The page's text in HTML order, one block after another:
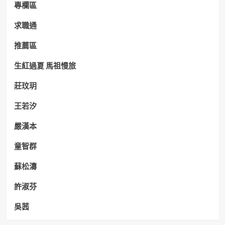
專欄區
求職通
推薦區
生紅過夏 馬祖慢旅
莊玟玥
王若汐
嚴漢本
童智群
蘇松濤
許淑芬
吳茜